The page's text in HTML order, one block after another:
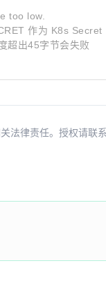
too low.
作为 K8s
超出45字节会失败
必须符
法律责任。授权请联